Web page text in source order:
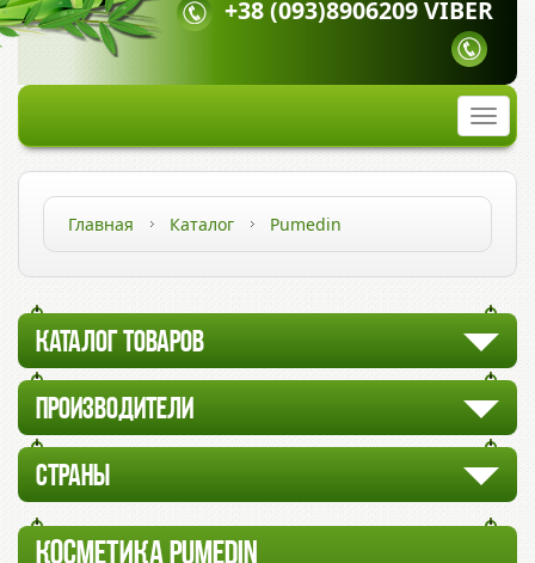
+38 (093)8906209 VIBER
Главная Каталог Pumedin
КАТАЛОГ ТОВАРОВ
ПРОИЗВОДИТЕЛИ
СТРАНЫ
КОСМЕТИКА PUMEDIN